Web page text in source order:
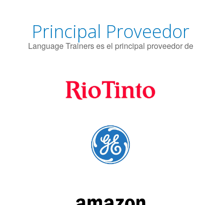
Principal Proveedor
Language Trainers es el principal proveedor de